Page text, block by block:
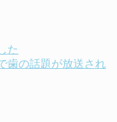
た
歯の話題が放送され